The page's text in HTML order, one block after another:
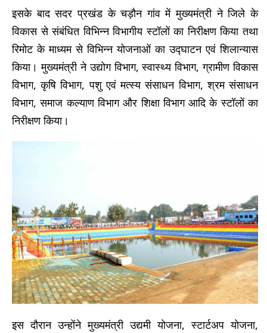
इसके बाद सदर प्रखंड के चड़ौन गांव में मुख्यमंत्री ने जिले के
विकास से संबंधित विभिन्न विभागीय स्टॉलों का निरीक्षण किया तथा
रिमोट के माध्यम से विभिन्न योजनाओं का उद्घाटन एवं शिलान्यास
किया। मुख्यमंत्री ने उद्योग विभाग, स्वास्थ्य विभाग, ग्रामीण विकास
विभाग, कृषि विभाग, पशु एवं मत्स्य संसाधन विभाग, श्रम संसाधन
विभाग, समाज कल्याण विभाग और शिक्षा विभाग आदि के स्टॉलों का
निरीक्षण किया।
इस दौरान उन्होंने मुख्यमंत्री उद्यमी योजना, स्टार्टअप योजना,